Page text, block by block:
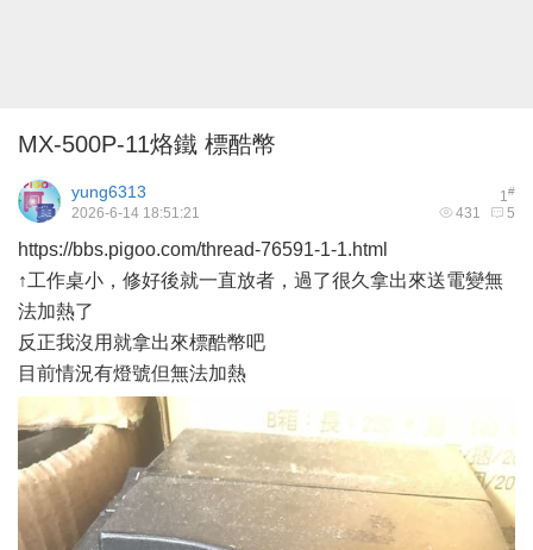
MX-500P-11烙鐵 標酷幣
1#
yung6313
431 5
2026-6-14 18:51:21
https://bbs.pigoo.com/thread-76591-1-1.html
↑工作桌小，修好後就一直放者，過了很久拿出來送電變無
法加熱了
反正我沒用就拿出來標酷幣吧
目前情況有燈號但無法加熱